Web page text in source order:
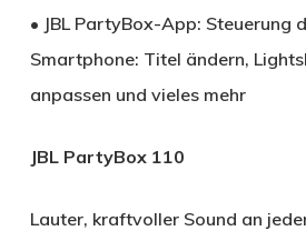
• JBL PartyBox-App: Steuerung
Smartphone: Titel ändern,
anpassen und vieles mehr
JBL PartyBox 110
Lauter, kraftvoller Sound an